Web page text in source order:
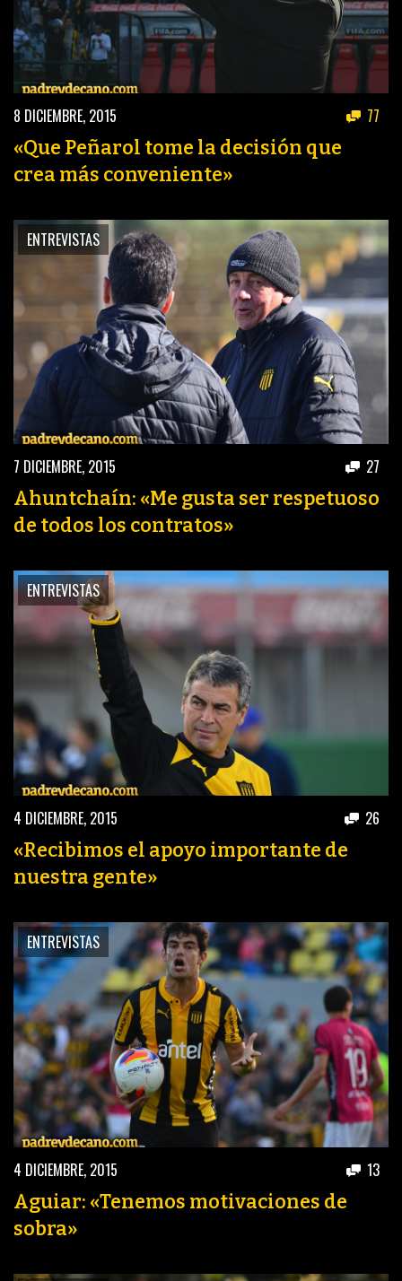
8 DICIEMBRE, 2015 77
«Que Peñarol tome la decisión que
crea más conveniente»
ENTREVISTAS
7 DICIEMBRE, 2015 27
Ahuntchaín: «Me gusta ser respetuoso
de todos los contratos»
ENTREVISTAS
4 DICIEMBRE, 2015 26
«Recibimos el apoyo importante de
nuestra gente»
ENTREVISTAS
4 DICIEMBRE, 2015 13
Aguiar: «Tenemos motivaciones de
sobra»